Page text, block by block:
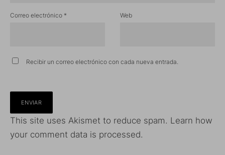
Correo electrónico * Web
Recibir un correo electrónico con cada nueva entrada.
This site uses Akismet to reduce spam. Learn how
your comment data is processed.